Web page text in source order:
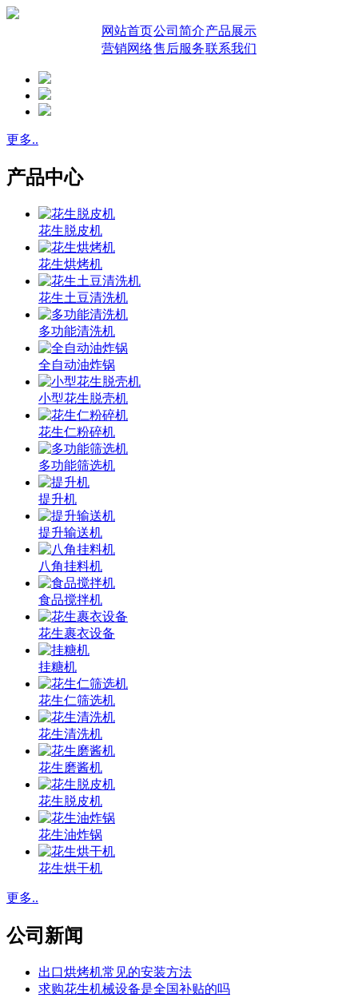
网站首页公司简介产品展示
营销网络售后服务联系我们
更多..
产品中心
花生脱皮机
花生烘烤机
花生土豆清洗机
多功能清洗机
全自动油炸锅
小型花生脱壳机
花生仁粉碎机
多功能筛选机
提升机
提升输送机
八角挂料机
食品搅拌机
花生裹衣设备
挂糖机
花生仁筛选机
花生清洗机
花生磨酱机
花生脱皮机
花生油炸锅
花生烘干机
更多..
公司新闻
出口烘烤机常见的安装方法
求购花生机械设备是全国补贴的吗